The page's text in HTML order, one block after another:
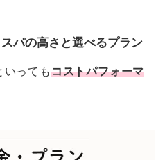
スパの高さと選べるプラン
いってもコストパフォーマ